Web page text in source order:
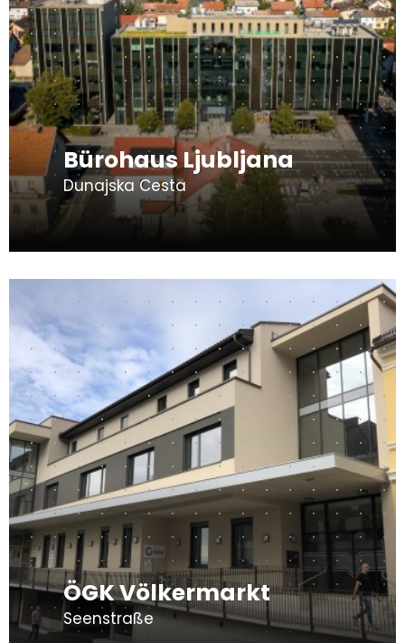
Bürohaus Ljubljana
Dunajska Cesta
ÖGK Völkermarkt
Seenstraße